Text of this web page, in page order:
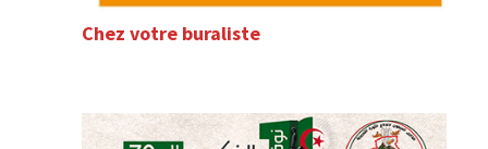
Chez votre buraliste